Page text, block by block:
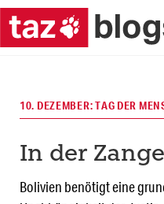
10. DEZEMBER: TAG DER
In der
Bolivien benötigt eine